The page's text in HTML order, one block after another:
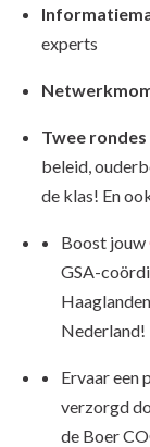
experts
Twee rondes
beleid,
de klas! En
Boost jouw
GSA-
Nederland!
Ervaar een
verzorgd
de Boer